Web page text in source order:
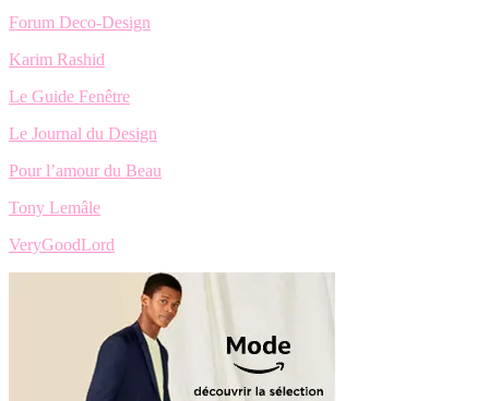
Forum Deco-Design
Karim Rashid
Le Guide Fenêtre
Le Journal du Design
Pour l’amour du Beau
Tony Lemâle
VeryGoodLord